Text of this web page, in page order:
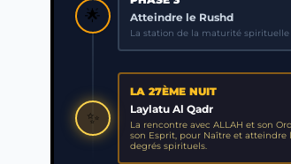
🌟 Atteindre le Rushd
La station de la maturité spirituelle
✨
LA 27ÈME NUIT
Laylatu Al Qadr
La rencontre avec ALLAH et son
son Esprit, pour Naître et atteindre
degrés spirituels.